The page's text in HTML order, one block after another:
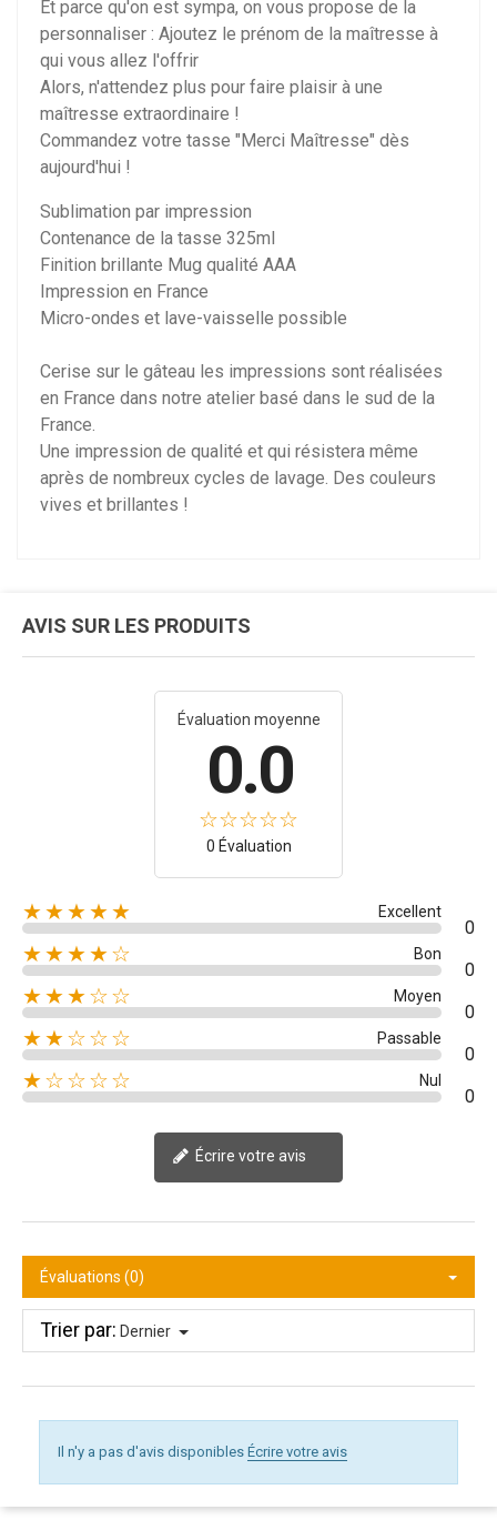
Et parce qu'on est sympa, on vous propose de la
personnaliser : Ajoutez le prénom de la maîtresse à
qui vous allez l'offrir
Alors, n'attendez plus pour faire plaisir à une
maîtresse extraordinaire !
Commandez votre tasse "Merci Maîtresse" dès
aujourd'hui !
Sublimation par impression
Contenance de la tasse 325ml
Finition brillante Mug qualité AAA
Impression en France
Micro-ondes et lave-vaisselle possible
Cerise sur le gâteau les impressions sont réalisées
en France dans notre atelier basé dans le sud de la
France.
Une impression de qualité et qui résistera même
après de nombreux cycles de lavage. Des couleurs
vives et brillantes !
AVIS SUR LES PRODUITS
Évaluation moyenne
0.0
0 Évaluation
★★★★★ Excellent
0
★★★★☆ Bon
0
★★★☆☆ Moyen
0
★★☆☆☆ Passable
0
★☆☆☆☆ Nul
0
Écrire votre avis
Évaluations (0)
Trier par: Dernier
Il n'y a pas d'avis disponibles Écrire votre avis